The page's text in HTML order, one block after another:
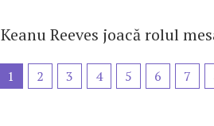
Reeves joacă rolul
1 2 3 4 5 6 7